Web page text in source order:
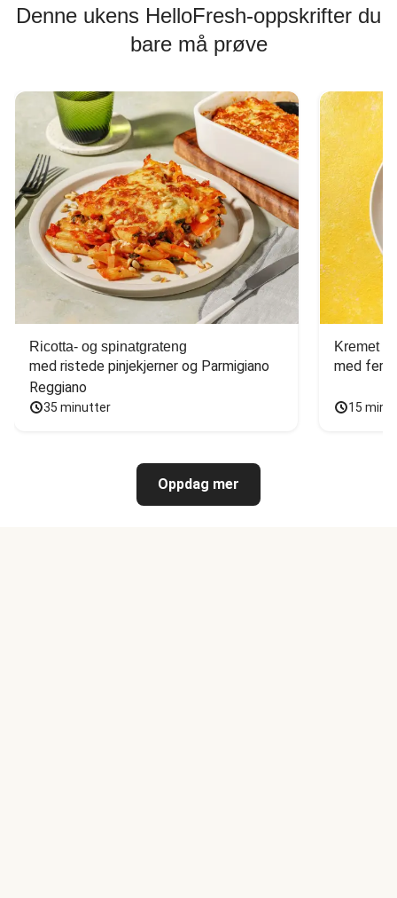
Denne ukens HelloFresh-oppskrifter du
bare må prøve
Ricotta- og spinatgrateng
med ristede pinjekjerner og Parmigiano
Reggiano
35 minutter
Kremet
med
15
Oppdag mer